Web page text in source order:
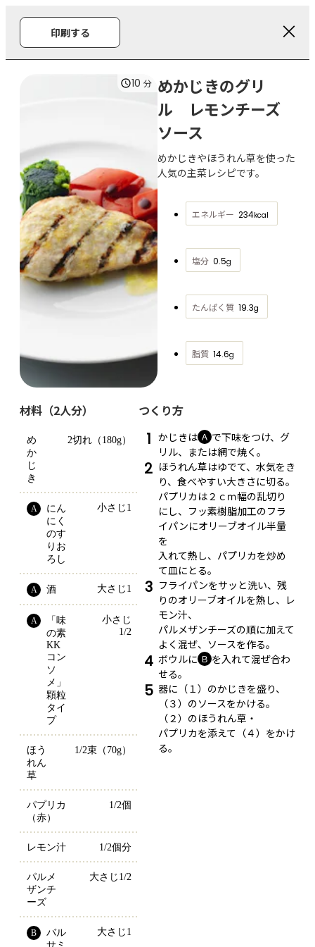
印刷する
10 分 めかじきのグリ
ル レモンチーズ
ソース
めかじきやほうれん草を使った
人気の主菜レシピです。
エネルギー 234kcal
塩分 0.5g
たんぱく質 19.3g
脂質 14.6g
材料（2人分）
め
か
じ
き
2切れ（180g）
A
にん
にく
のす
りお
ろし
小さじ1
A 酒 大さじ1
A
「味
の素
KK
コン
ソ
メ」
顆粒
タイ
プ
小さじ
1/2
ほう
れん
草
1/2束（70g）
パプリカ
（赤）
1/2個
レモン汁 1/2個分
パルメ
ザンチ
ーズ
大さじ1/2
B
バル
大さじ1
つくり方
1 かじきは Ａ で下味をつけ、グ
リル、または網で焼く。
2 ほうれん草はゆでて、水気をき
り、食べやすい大きさに切る。
パプリカは２ｃｍ幅の乱切り
にし、フッ素樹脂加工のフラ
イパンにオリーブオイル半量
を
入れて熱し、パプリカを炒め
て皿にとる。
3 フライパンをサッと洗い、残
りのオリーブオイルを熱し、レ
モン汁、
パルメザンチーズの順に加えて
よく混ぜ、ソースを作る。
4 ボウルに Ｂ を入れて混ぜ合わ
せる。
5 器に（１）のかじきを盛り、
（３）のソースをかける。
（２）のほうれん草・
パプリカを添えて（４）をかけ
る。